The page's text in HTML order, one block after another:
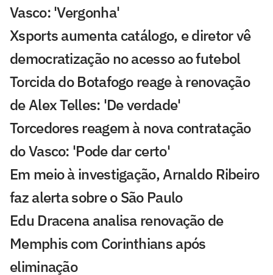
Vasco: 'Vergonha'
Xsports aumenta catálogo, e diretor vê
democratização no acesso ao futebol
Torcida do Botafogo reage à renovação
de Alex Telles: 'De verdade'
Torcedores reagem à nova contratação
do Vasco: 'Pode dar certo'
Em meio à investigação, Arnaldo Ribeiro
faz alerta sobre o São Paulo
Edu Dracena analisa renovação de
Memphis com Corinthians após
eliminação